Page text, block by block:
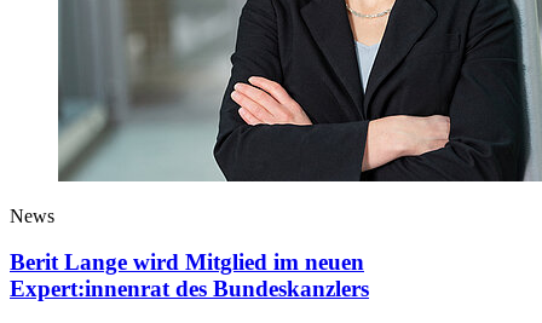
News
Berit Lange wird Mitglied im neuen
Expert:innenrat des Bundeskanzlers